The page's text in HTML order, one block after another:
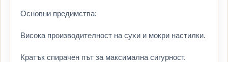
Основни предимства:
Висока производителност на сухи и мокри настилки.
Кратък спирачен път за максимална сигурност.